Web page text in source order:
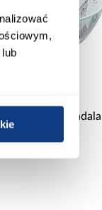
nablatowa Arte
Dark Grey